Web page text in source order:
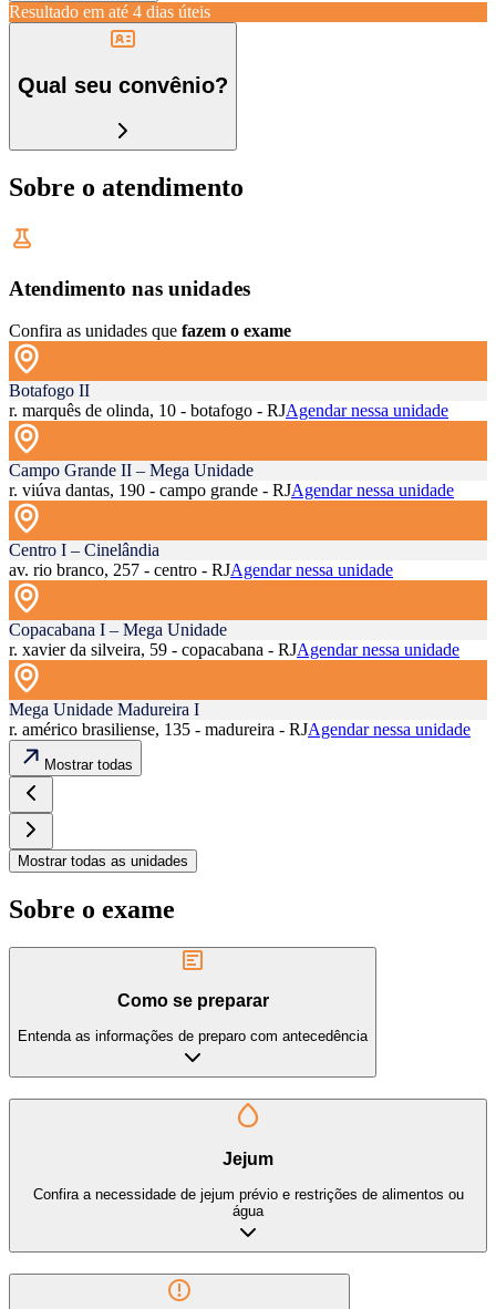
Resultado em até 4 dias úteis
Qual seu convênio?
Sobre o atendimento
Atendimento nas unidades
Confira as unidades que fazem o exame
Botafogo II
r. marquês de olinda, 10 - botafogo - RJAgendar nessa unidade
Campo Grande II – Mega Unidade
r. viúva dantas, 190 - campo grande - RJAgendar nessa unidade
Centro I – Cinelândia
av. rio branco, 257 - centro - RJAgendar nessa unidade
Copacabana I – Mega Unidade
r. xavier da silveira, 59 - copacabana - RJAgendar nessa unidade
Mega Unidade Madureira I
r. américo brasiliense, 135 - madureira - RJAgendar nessa unidade
Mostrar todas
Mostrar todas as unidades
Sobre o exame
Como se preparar
Entenda as informações de preparo com antecedência
Jejum
Confira a necessidade de jejum prévio e restrições de alimentos ou
água